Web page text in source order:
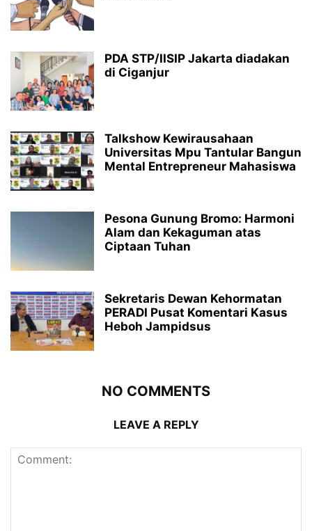
PDA STP/IISIP Jakarta diadakan
di Ciganjur
Talkshow Kewirausahaan
Universitas Mpu Tantular Bangun
Mental Entrepreneur Mahasiswa
Pesona Gunung Bromo: Harmoni
Alam dan Kekaguman atas
Ciptaan Tuhan
Sekretaris Dewan Kehormatan
PERADI Pusat Komentari Kasus
Heboh Jampidsus
NO COMMENTS
LEAVE A REPLY